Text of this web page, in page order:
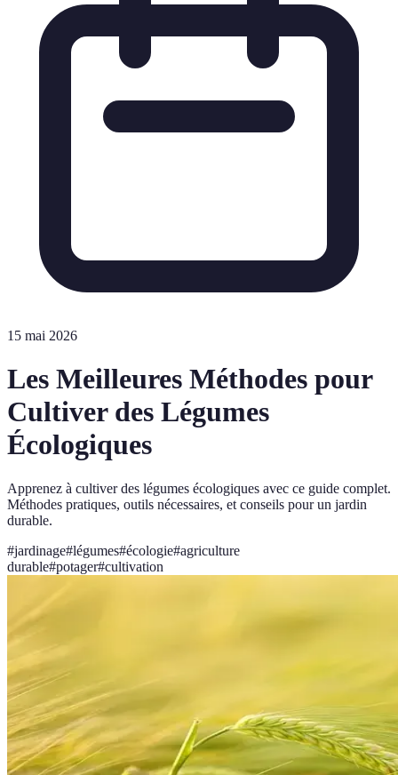
15 mai 2026
Les Meilleures Méthodes pour
Cultiver des Légumes
Écologiques
Apprenez à cultiver des légumes écologiques avec ce guide complet.
Méthodes pratiques, outils nécessaires, et conseils pour un jardin
durable.
#jardinage#légumes#écologie#agriculture
durable#potager#cultivation